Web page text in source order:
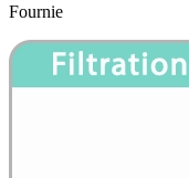
Fournie